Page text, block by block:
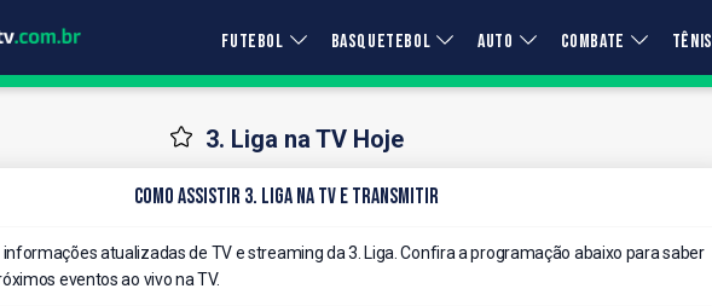
FUTEBOL BASQUETEBOL AUTO COMBATE TÊNIS
3. Liga na TV Hoje
Como Assistir 3. Liga na TV e Transmitir
atualizadas de TV e streaming da 3. Liga. Confira a programação abaixo para saber
eventos ao vivo na TV.